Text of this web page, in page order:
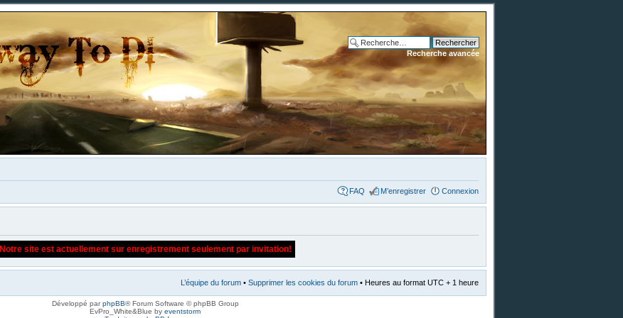
Recherche avancée
FAQ M’enregistrer Connexion
Notre site est actuellement sur enregistrement seulement par invitation!
L’équipe du forum • Supprimer les cookies du forum • Heures au format UTC + 1 heure
Développé parphpBB® Forum Software © phpBB Group
EvPro_White&Blue by eventstorm